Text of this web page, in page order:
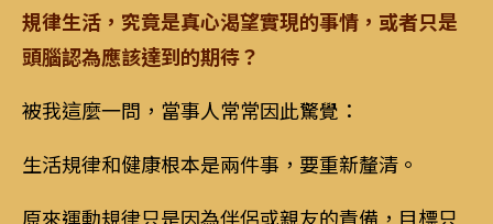
規律生活，究竟是真心渴望實現的事情，或者只是
頭腦認為應該達到的期待？
被我這麼一問，當事人常常因此驚覺：
生活規律和健康根本是兩件事，要重新釐清。
原來運動規律只是因為伴侶或親友的責備，目標只